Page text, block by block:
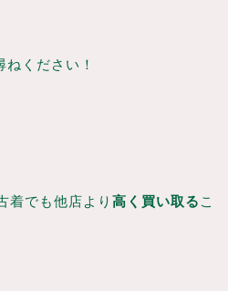
ください！
着でも他店より 高く買い取る こ